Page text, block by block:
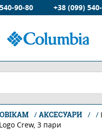
90-80 +38 (099)
АКСЕСУАРИ
Crew, 3 пари